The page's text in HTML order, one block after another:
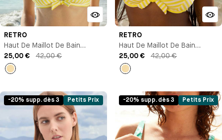
RETRO
Haut De Maillot De Bain
Triangle
25,00 € 42,00 €
Imprimé
RETRO
Haut De Maillot De Bain
Triangle Avec Armature
25,00 € 42,00 €
Imprimé
-20% supp. dès 3 Petits Prix -20% supp. dès 3 Petits Prix